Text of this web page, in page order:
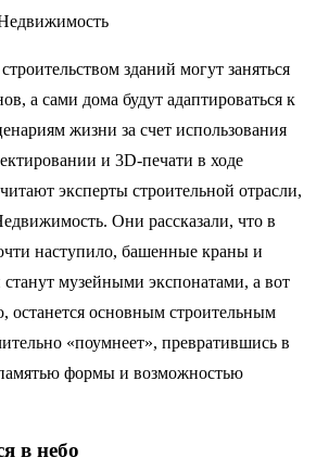
зданий могут заняться
а сами дома будут адаптироваться к
жизни за счет использования
и 3D-печати в ходе
эксперты строительной отрасли,
Они рассказали, что в
наступило, башенные краны и
станут музейными экспонатами, а вот
останется основным строительным
«поумнеет», превратившись в
формы и возможностью
в небо